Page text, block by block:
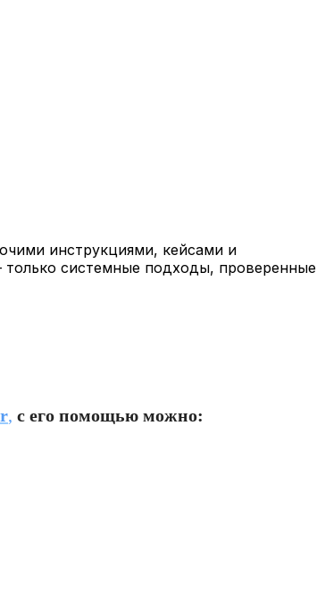
инструкциями, кейсами и
системные подходы, проверенные
, с его помощью можно: